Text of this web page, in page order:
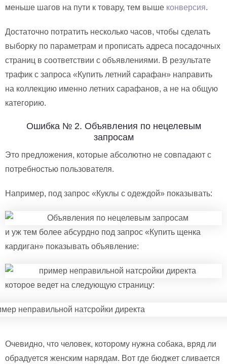
меньше шагов на пути к товару, тем выше конверсия.
Достаточно потратить несколько часов, чтобы сделать
выборку по параметрам и прописать адреса посадочных
страниц в соответствии с объявлениями. В результате
трафик с запроса «Купить летний сарафан» направить
на коллекцию именно летних сарафанов, а не на общую
категорию.
Ошибка № 2. Объявления по нецелевым
запросам
Это предложения, которые абсолютно не совпадают с
потребностью пользователя.
Например, под запрос «Куклы с одеждой» показывать:
и уж тем более абсурдно под запрос «Купить щенка
кардиган» показывать объявление:
которое ведет на следующую страницу:
Очевидно, что человек, которому нужна собака, вряд ли
обрадуется женским нарядам. Вот где бюджет сливается